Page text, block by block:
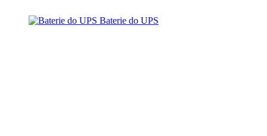
Baterie do UPS